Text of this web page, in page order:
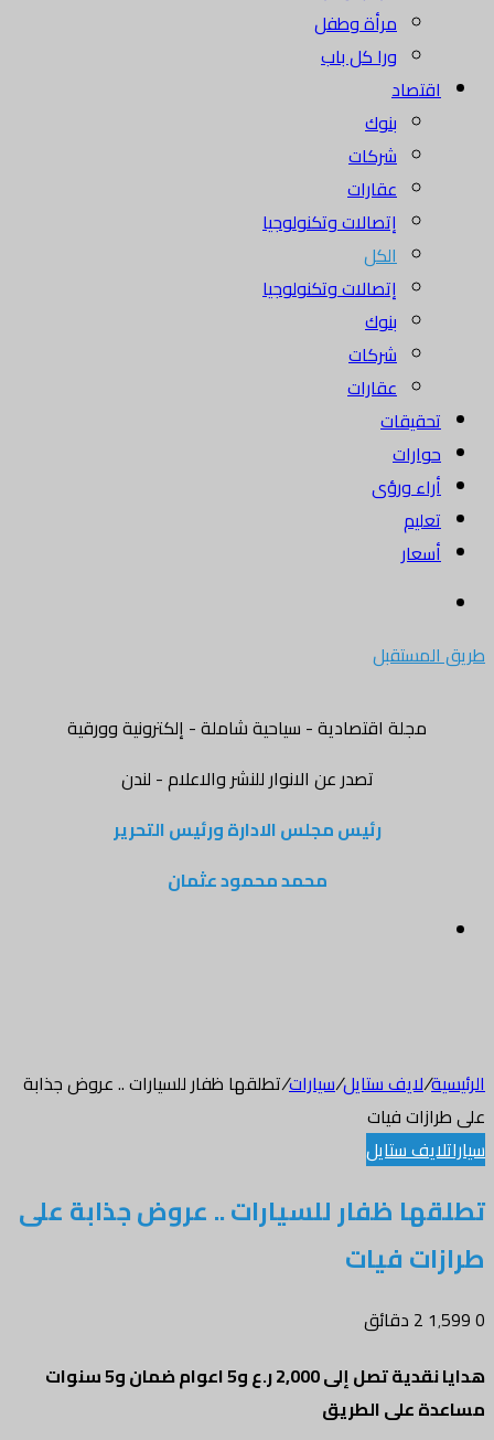
مرأة وطفل
ورا كل باب
اقتصاد
بنوك
شركات
عقارات
إتصالات وتكنولوجيا
الكل
إتصالات وتكنولوجيا
بنوك
شركات
عقارات
تحقيقات
حوارات
أراء ورؤى
تعليم
أسعار
طريق المستقبل
مجلة اقتصادية - سياحية شاملة - إلكترونية وورقية
تصدر عن الانوار للنشر والاعلام - لندن
رئيس مجلس الادارة ورئيس التحرير
محمد محمود عثمان
الرئيسية/لايف ستايل/سيارات/تطلقها ظفار للسيارات .. عروض جذابة
على طرازات فيات
سياراتلايف ستايل
تطلقها ظفار للسيارات .. عروض جذابة على
طرازات فيات
0
2 دقائق
هدايا نقدية تصل إلى 2,000 ر.ع و5 اعوام ضمان و5 سنوات
مساعدة على الطريق